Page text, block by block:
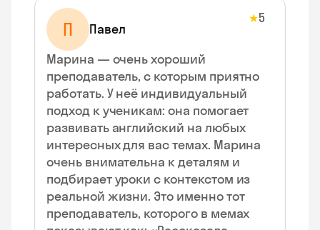
П Павел
★5
Марина — очень хороший
преподаватель, с которым приятно
работать. У неё индивидуальный
подход к ученикам: она помогает
развивать английский на любых
интересных для вас темах. Марина
очень внимательна к деталям и
подбирает уроки с контекстом из
реальной жизни. Это именно тот
преподаватель, которого в мемах